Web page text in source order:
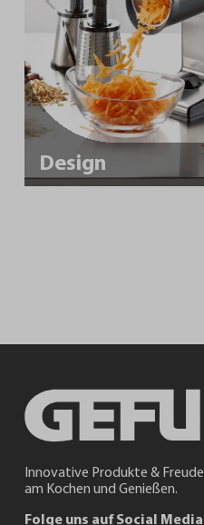
Design
Innovative Produkte & Freude
am Kochen und Genießen.
Folge uns auf Social Media